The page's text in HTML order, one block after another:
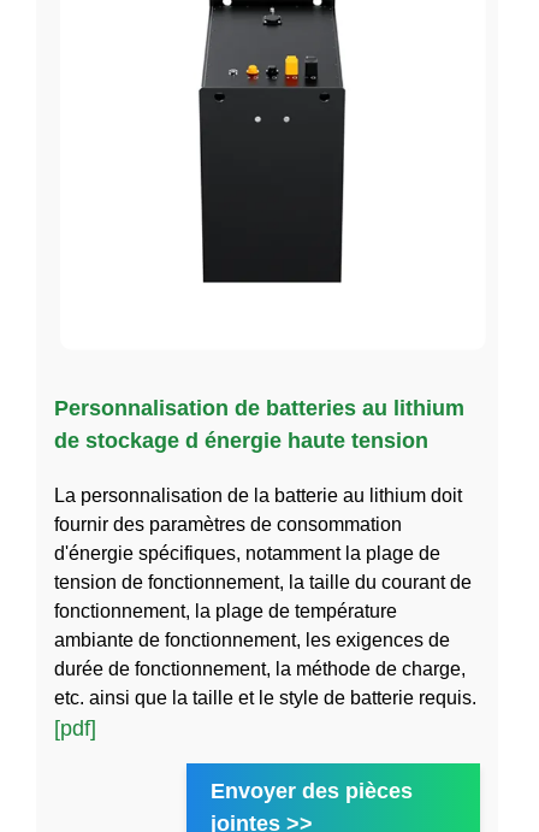
Personnalisation de batteries au lithium
de stockage d énergie haute tension
La personnalisation de la batterie au lithium doit
fournir des paramètres de consommation
d'énergie spécifiques, notamment la plage de
tension de fonctionnement, la taille du courant de
fonctionnement, la plage de température
ambiante de fonctionnement, les exigences de
durée de fonctionnement, la méthode de charge,
etc. ainsi que la taille et le style de batterie requis.
[pdf]
Envoyer des pièces
jointes >>